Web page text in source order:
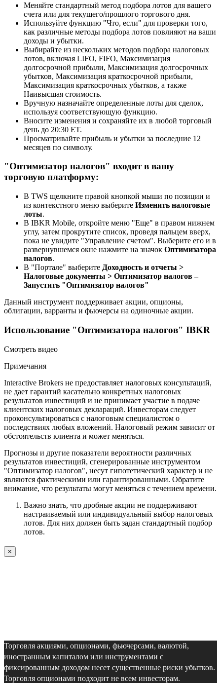
Меняйте стандартный метод подбора лотов для вашего
счета или для текущего/прошлого торгового дня.
Используйте функцию "Что, если" для проверки того,
как различные методы подбора лотов повлияют на ваши
доходы и убытки.
Выбирайте из нескольких методов подбора налоговых
лотов, включая LIFO, FIFO, Максимизация
долгосрочной прибыли, Максимизация долгосрочных
убытков, Максимизация краткосрочной прибыли,
Максимизация краткосрочных убытков, а также
Наивысшая стоимость.
Вручную назначайте определенные лоты для сделок,
используя соответствующую функцию.
Вносите изменения и сохраняйте их в любой торговый
день до 20:30 ET.
Просматривайте прибыль и убытки за последние 12
месяцев по символу.
"Оптимизатор налогов" входит в вашу
торговую платформу:
В TWS щелкните правой кнопкой мыши по позиции и
из контекстного меню выберите Изменить налоговые
лоты.
В IBKR Mobile, откройте меню "Еще" в правом нижнем
углу, затем прокрутите список, проведя пальцем вверх,
пока не увидите "Управление счетом". Выберите его и в
развернувшемся окне нажмите на значок Оптимизатора
налогов.
В "Портале" выберите Доходность и отчеты >
Налоговые документы > Оптимизатор налогов –
Запустить "Оптимизатор налогов"
Данный инструмент поддерживает акции, опционы,
облигации, варранты и фьючерсы на одиночные акции.
Использование "Оптимизатора налогов" IBKR
Смотреть видео
Примечания
Interactive Brokers не предоставляет налоговых консультаций,
не дает гарантий касательно конкретных налоговых
результатов инвестиций и не принимает участие в подаче
клиентских налоговых деклараций. Инвесторам следует
проконсультироваться с налоговым специалистом о
последствиях любых вложений. Налоговый режим зависит от
обстоятельств клиента и может меняться.
Прогнозы и другие показатели вероятности различных
результатов инвестиций, сгенерированные инструментом
"Оптимизатор налогов", несут гипотетический характер и не
являются фактическими или гарантированными. Обратите
внимание, что результаты могут меняться с течением времени.
Важно знать, что дробные акции не поддерживают
настраиваемый или индивидуальный выбор налоговых
лотов. Для них должен быть задан стандартный подбор
лотов.
×
Торговля акциями, опционами, фьючерсами, валютой,
иностранным капиталом или инструментами с
фиксированным доходом несет существенные риски убытков.
Торговля опционами подходит не всем инвесторам.